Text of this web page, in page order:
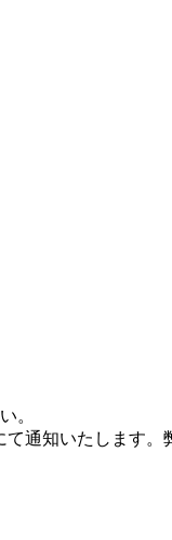
。
通知いたします